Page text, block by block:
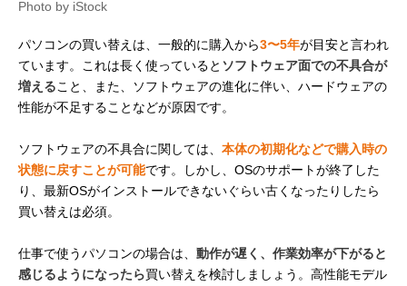
Photo by iStock
パソコンの買い替えは、一般的に購入から3〜5年が目安と言われ
ています。これは長く使っていると ソフトウェア面での不具合が
増えること、また、ソフトウェアの進化に伴い、ハードウェアの
性能が不足することなどが原因です。
ソフトウェアの不具合に関しては、 本体の初期化などで購入時の
状態に戻すことが可能です。しかし、OSのサポートが終了した
り、最新OSがインストールできないぐらい古くなったりしたら
買い替えは必須。
仕事で使うパソコンの場合は、 動作が遅く、作業効率が下がると
感じるようになったら買い替えを検討しましょう。高性能モデル